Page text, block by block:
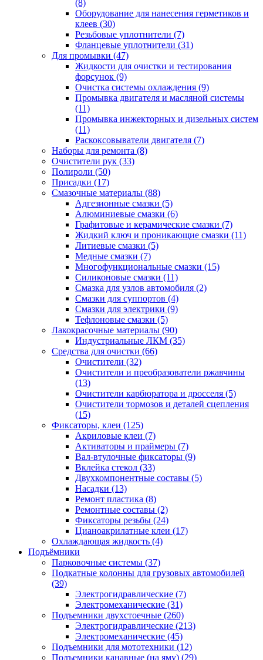
(8)
Оборудование для нанесения герметиков и
клеев (30)
Резьбовые уплотнители (7)
Фланцевые уплотнители (31)
Для промывки (47)
Жидкости для очистки и тестирования
форсунок (9)
Очистка системы охлаждения (9)
Промывка двигателя и масляной системы
(11)
Промывка инжекторных и дизельных систем
(11)
Раскоксовыватели двигателя (7)
Наборы для ремонта (8)
Очистители рук (33)
Полироли (50)
Присадки (17)
Смазочные материалы (88)
Адгезионные смазки (5)
Алюминиевые смазки (6)
Графитовые и керамические смазки (7)
Жидкий ключ и проникающие смазки (11)
Литиевые смазки (5)
Медные смазки (7)
Многофункциональные смазки (15)
Силиконовые смазки (11)
Смазка для узлов автомобиля (2)
Смазки для суппортов (4)
Смазки для электрики (9)
Тефлоновые смазки (5)
Лакокрасочные материалы (90)
Индустриальные ЛКМ (35)
Средства для очистки (66)
Очистители (32)
Очистители и преобразователи ржавчины
(13)
Очистители карбюратора и дросселя (5)
Очистители тормозов и деталей сцепления
(15)
Фиксаторы, клеи (125)
Акриловые клеи (7)
Активаторы и праймеры (7)
Вал-втулочные фиксаторы (9)
Вклейка стекол (33)
Двухкомпонентные составы (5)
Насадки (13)
Ремонт пластика (8)
Ремонтные составы (2)
Фиксаторы резьбы (24)
Цианоакрилатные клеи (17)
Охлаждающая жидкость (4)
Подъёмники
Парковочные системы (37)
Подкатные колонны для грузовых автомобилей
(39)
Электрогидравлические (7)
Электромеханические (31)
Подъемники двухстоечные (260)
Электрогидравлические (213)
Электромеханические (45)
Подъемники для мототехники (12)
Подъемники канавные (на яму) (29)